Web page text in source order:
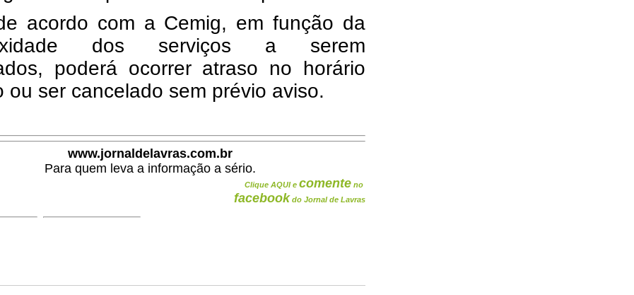
acordo com a Cemig, em função da
dos serviços a serem
poderá ocorrer atraso no horário
ou ser cancelado sem prévio aviso.
www.jornaldelavras.com.br
Para quem leva a informação a sério.
Clique AQUI e comente no
facebook do Jornal de Lavras